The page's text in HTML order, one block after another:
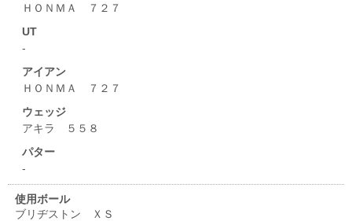
ＨＯＮＭＡ ７２７
UT
-
アイアン
ＨＯＮＭＡ ７２７
ウェッジ
アキラ ５５８
パター
-
使用ボール
ブリヂストン ＸＳ